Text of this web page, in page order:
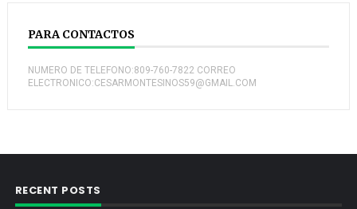
PARA CONTACTOS
NUMERO DE TELEFONO:809-760-7822 CORREO
ELECTRONICO:CESARMONTESINOS59@GMAIL.COM
RECENT POSTS